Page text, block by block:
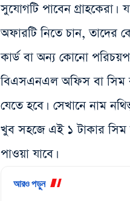
সুযোগটি পাবেন গ্রাহকেরা।
অফারটি নিতে চান, তাদের
কার্ড বা অন্য কোনো
বিএসএনএল অফিস বা সিম
যেতে হবে। সেখানে নাম
খুব সহজে এই ১ টাকার
পাওয়া যাবে।
আরও পড়ুন